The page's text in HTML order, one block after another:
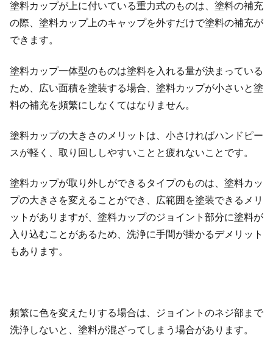
塗料カップが上に付いている重力式のものは、塗料の補充
の際、塗料カップ上のキャップを外すだけで塗料の補充が
できます。
塗料カップ一体型のものは塗料を入れる量が決まっている
ため、広い面積を塗装する場合、塗料カップが小さいと塗
料の補充を頻繁にしなくてはなりません。
塗料カップの大きさのメリットは、小さければハンドピー
スが軽く、取り回ししやすいことと疲れないことです。
塗料カップが取り外しができるタイプのものは、塗料カッ
プの大きさを変えることができ、広範囲を塗装できるメリ
ットがありますが、塗料カップのジョイント部分に塗料が
入り込むことがあるため、洗浄に手間が掛かるデメリット
もあります。
頻繁に色を変えたりする場合は、ジョイントのネジ部まで
洗浄しないと、塗料が混ざってしまう場合があります。